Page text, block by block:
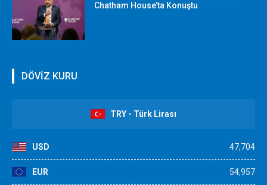
Chatham House’ta Konuştu
DÖVİZ KURU
TRY - Türk Lirası
USD 47,704
EUR 54,957